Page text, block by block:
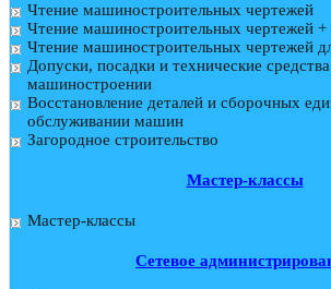
Чтение машиностроительных чертежей
Чтение машиностроительных чертежей +
Чтение машиностроительных чертежей
Допуски, посадки и технические
машиностроении
Восстановление деталей и сборочных
обслуживании машин
Загородное строительство
Мастер-классы
Мастер-классы
Сетевое